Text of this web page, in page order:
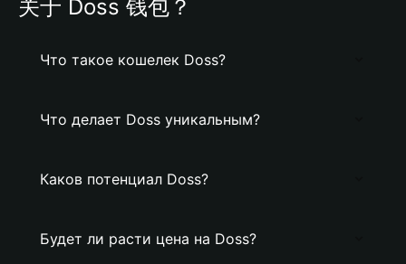
关于 Doss 钱包？
Что такое кошелек Doss?
Что делает Doss уникальным?
Каков потенциал Doss?
Будет ли расти цена на Doss?